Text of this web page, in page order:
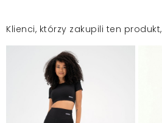
Klienci, którzy zakupili ten